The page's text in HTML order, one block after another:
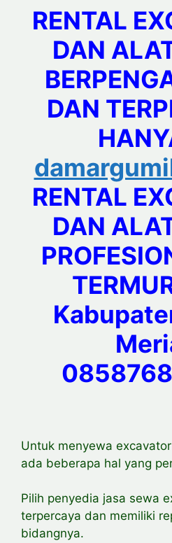
RENTAL
DAN
DAN
RENTAL
DAN
Untuk menyewa
ada beberapa hal yang
Pilih penyedia jasa sewa
terpercaya dan memiliki
bidangnya.